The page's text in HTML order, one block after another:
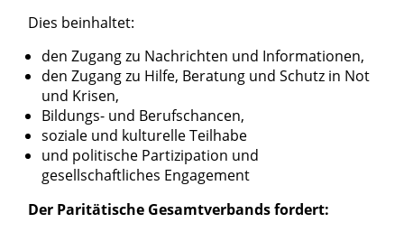
Dies beinhaltet:
den Zugang zu Nachrichten und Informationen,
den Zugang zu Hilfe, Beratung und Schutz in Not
und Krisen,
Bildungs- und Berufschancen,
soziale und kulturelle Teilhabe
und politische Partizipation und
gesellschaftliches Engagement
Der Paritätische Gesamtverbands fordert: